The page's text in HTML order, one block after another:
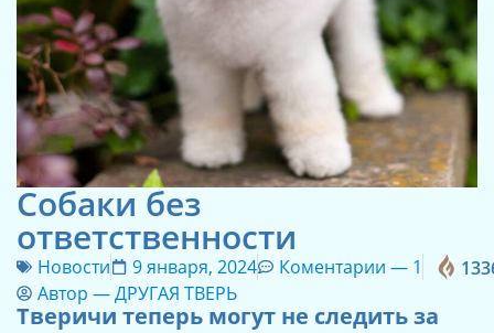
Собаки без
ответственности
Новости 9 января, 2024 Коментарии — 1
Автор —ДРУГАЯ ТВЕРЬ
Тверичи теперь могут не следить за